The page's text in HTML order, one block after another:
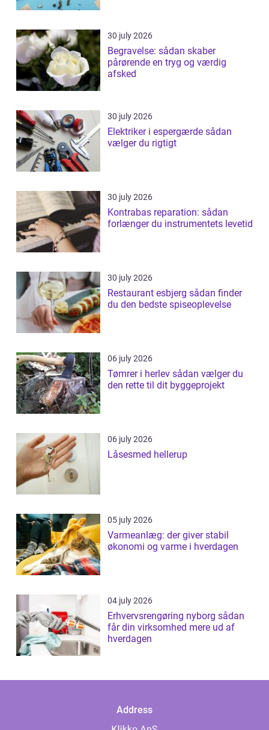
30 july 2026
Begravelse: sådan skaber
pårørende en tryg og værdig
afsked
30 july 2026
Elektriker i espergærde sådan
vælger du rigtigt
30 july 2026
Kontrabas reparation: sådan
forlænger du instrumentets levetid
30 july 2026
Restaurant esbjerg sådan finder
du den bedste spiseoplevelse
06 july 2026
Tømrer i herlev sådan vælger du
den rette til dit byggeprojekt
06 july 2026
Låsesmed hellerup
05 july 2026
Varmeanlæg: der giver stabil
økonomi og varme i hverdagen
04 july 2026
Erhvervsrengøring nyborg sådan
får din virksomhed mere ud af
hverdagen
Address